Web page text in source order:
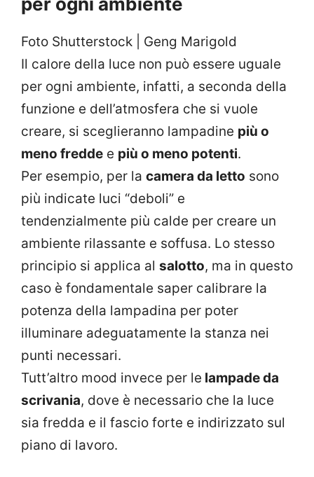
Foto Shutterstock | Geng Marigold
Il calore della luce non può essere uguale
per ogni ambiente, infatti, a seconda della
funzione e dell’atmosfera che si vuole
creare, si sceglieranno lampadine più o
meno fredde e più o meno potenti.
Per esempio, per la camera da letto sono
più indicate luci “deboli” e
tendenzialmente più calde per creare un
ambiente rilassante e soffusa. Lo stesso
principio si applica al salotto, ma in questo
caso è fondamentale saper calibrare la
potenza della lampadina per poter
illuminare adeguatamente la stanza nei
punti necessari.
Tutt’altro mood invece per le lampade da
scrivania, dove è necessario che la luce
sia fredda e il fascio forte e indirizzato sul
piano di lavoro.